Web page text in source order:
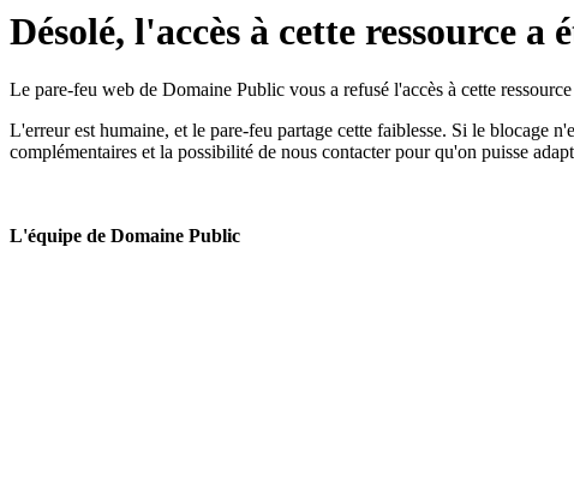
Désolé, l'accès à cette ressource a
Le pare-feu web de Domaine Public vous a refusé l'accès à cette
L'erreur est humaine, et le pare-feu partage cette faiblesse. Si le blocage
complémentaires et la possibilité de nous contacter pour qu'on puisse
L'équipe de Domaine Public